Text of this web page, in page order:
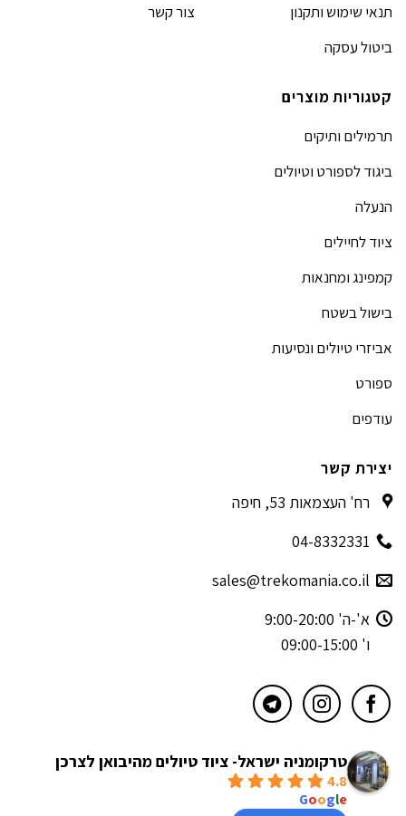
תנאי שימוש ותקנון
ביטול עסקה
צור קשר
קטגוריות מוצרים
תרמילים ותיקים
ביגוד לספורט וטיולים
הנעלה
ציוד לחיילים
קמפינג ומחנאות
בישול בשטח
אביזרי טיולים ונסיעות
ספורט
עודפים
יצירת קשר
רח' העצמאות 53, חיפה
04-8332331
sales@trekomania.co.il
א'-ה' 9:00-20:00
ו' 09:00-15:00
טרקומניה ישראל- ציוד טיולים מהיבואן לצרכן
4.8
Google